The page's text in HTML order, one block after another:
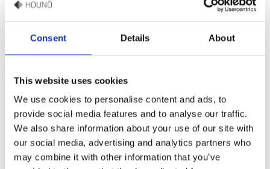
Consent Details About
This website uses cookies
We use cookies to personalise content and ads, to
provide social media features and to analyse our traffic.
We also share information about your use of our site with
our social media, advertising and analytics partners who
may combine it with other information that you’ve
Ingrédients
peu pour la garniture
80 g de beurre de cacahuète
50 g de
flocons d’avoine
60 g de chocolat noir
Préparation
1 Mixer les dattes dans un robot jusqu’à obtention d’une pâte
lisse.
2Ajouter les cacahuètes, le beurre de cacahuète et les
flocons d’avoine. Mixer jusqu’à obtention d’une pâte homogène.
Tasser fermement la préparation dans un moule à cake (utiliser du
film alimentaire si le moule n’est pas en silicone).